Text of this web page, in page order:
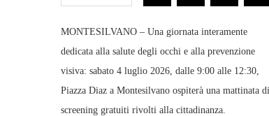
MONTESILVANO – Una giornata interamente
dedicata alla salute degli occhi e alla prevenzione
visiva: sabato 4 luglio 2026, dalle 9:00 alle 12:30,
Piazza Diaz a Montesilvano ospiterà una mattinata di
screening gratuiti rivolti alla cittadinanza.